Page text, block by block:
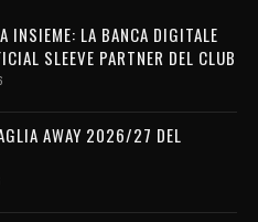
INSIEME: LA BANCA DIGITALE
SLEEVE PARTNER DEL CLUB
AWAY 2026/27 DEL